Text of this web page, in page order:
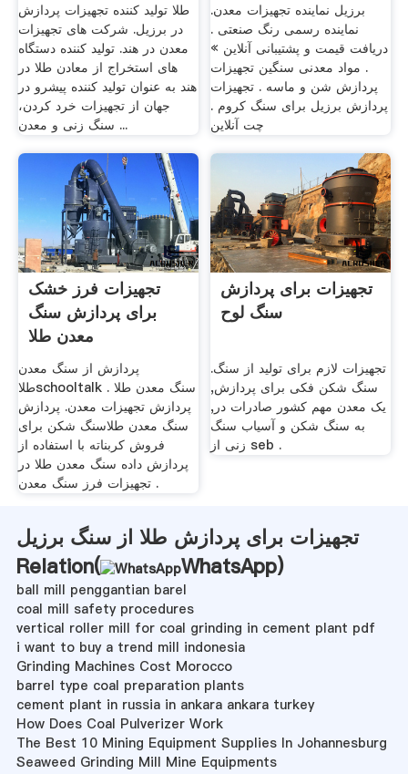
طلا تولید کننده تجهیزات پردازش
در برزیل. شرکت های تجهیزات
معدن در هند. تولید کننده دستگاه
های استخراج از معادن طلا در
هند به عنوان تولید کننده پیشرو در
جهان از تجهیزات خرد کردن،
سنگ زنی و معدن ...
برزیل نماینده تجهیزات معدن.
نماینده رسمی رنگ صنعتی .
دریافت قیمت و پشتیبانی آنلاین »
. مواد معدنی سنگین تجهیزات
پردازش شن و ماسه . تجهیزات
پردازش برزیل برای سنگ کروم .
چت آنلاین
تجهیزات فرز خشک
برای پردازش سنگ
معدن طلا
پردازش از سنگ معدن
طلاschooltalk . سنگ معدن طلا
پردازش تجهیزات معدن. پردازش
سنگ معدن طلاسنگ شکن برای
فروش كربناته با استفاده از
پردازش داده سنگ معدن طلا در
تجهیزات فرز سنگ معدن .
تجهیزات برای پردازش
سنگ لوح
تجهیزات لازم برای تولید از سنگ.
سنگ شکن فکی برای پردازش,
یک معدن مهم کشور صادرات در,
به سنگ شکن و آسیاب سنگ
زنی از seb .
تجهیزات برای پردازش طلا از سنگ برزیل
Relation(
WhatsApp)
ball mill penggantian barel
coal mill safety procedures
vertical roller mill for coal grinding in cement plant pdf
i want to buy a trend mill indonesia
Grinding Machines Cost Morocco
barrel type coal preparation plants
cement plant in russia in ankara ankara turkey
How Does Coal Pulverizer Work
The Best 10 Mining Equipment Supplies In Johannesburg
Seaweed Grinding Mill Mine Equipments